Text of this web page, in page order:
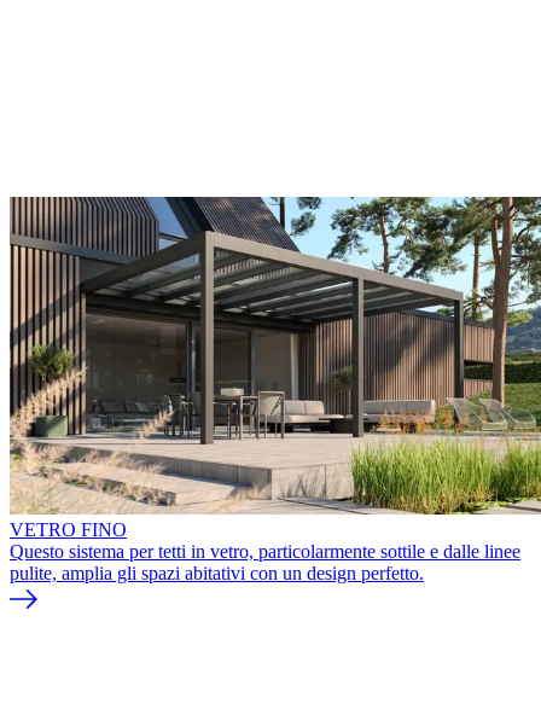
VETRO FINO
Questo sistema per tetti in vetro, particolarmente sottile e dalle linee
pulite, amplia gli spazi abitativi con un design perfetto.